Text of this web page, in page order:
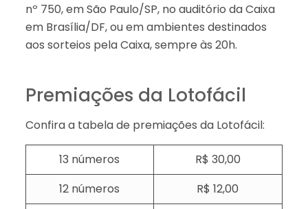
nº 750, em São Paulo/SP, no auditório da Caixa
em Brasília/DF, ou em ambientes destinados
aos sorteios pela Caixa, sempre às 20h.
Premiações da Lotofácil
Confira a tabela de premiações da Lotofácil:
13 números
R$ 30,00
12 números
R$ 12,00